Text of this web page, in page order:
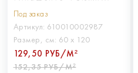
Под заказ
Артикул: 610010002987
Размер, см: 60 х 120
129,50 РУБ/М²
152,35 РУБ/М²